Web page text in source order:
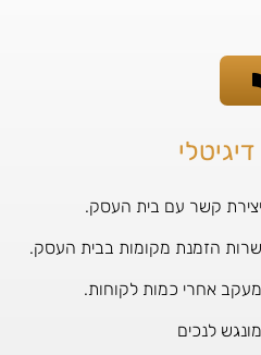
יצירת קשר עם בית העסק.
שרות הזמנת מקומות בבית העסק.
מעקב אחרי כמות לקוחות.
מונגש לנכים